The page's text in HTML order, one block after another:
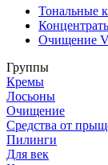
Тональные
Очищение
Группы
Кремы
Лосьоны
Очищение
Средства от
Пилинги
Для век